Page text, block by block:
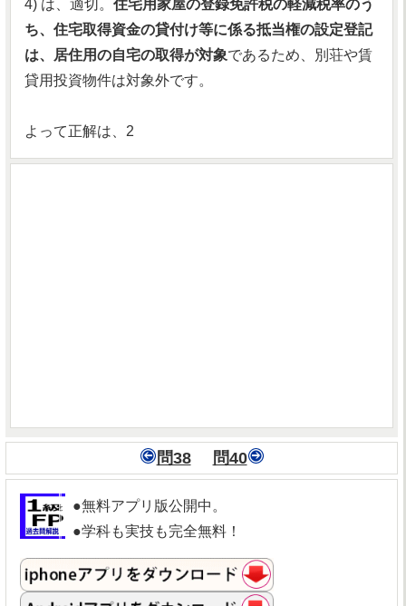
4) は、適切。 住宅用家屋の登録免許税の軽減税率のう
ち、住宅取得資金の貸付け等に係る抵当権の設定登記
は、居住用の自宅の取得が対象であるため、別荘や賃
貸用投資物件は対象外です。
よって正解は、2
問38 問40
●無料アプリ版公開中。
●学科も実技も完全無料！